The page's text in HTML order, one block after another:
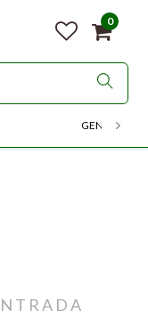
0
GENERICOS